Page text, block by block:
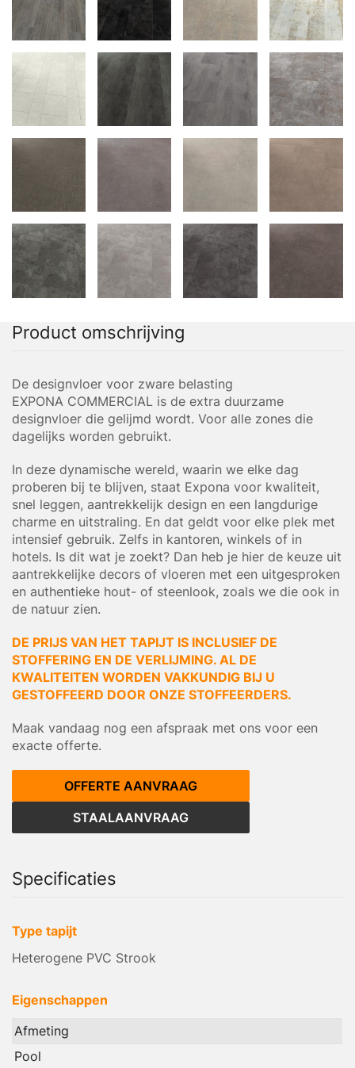
Product omschrijving
De designvloer voor zware belasting
EXPONA COMMERCIAL is de extra duurzame
designvloer die gelijmd wordt. Voor alle zones die
dagelijks worden gebruikt.
In deze dynamische wereld, waarin we elke dag
proberen bij te blijven, staat Expona voor kwaliteit,
snel leggen, aantrekkelijk design en een langdurige
charme en uitstraling. En dat geldt voor elke plek met
intensief gebruik. Zelfs in kantoren, winkels of in
hotels. Is dit wat je zoekt? Dan heb je hier de keuze uit
aantrekkelijke decors of vloeren met een uitgesproken
en authentieke hout- of steenlook, zoals we die ook in
de natuur zien.
DE PRIJS VAN HET TAPIJT IS INCLUSIEF DE
STOFFERING EN DE VERLIJMING. AL DE
KWALITEITEN WORDEN VAKKUNDIG BIJ U
GESTOFFEERD DOOR ONZE STOFFEERDERS.
Maak vandaag nog een afspraak met ons voor een
exacte offerte.
OFFERTE AANVRAAG
STAALAANVRAAG
Specificaties
Type tapijt
Heterogene PVC Strook
Eigenschappen
Afmeting
Pool